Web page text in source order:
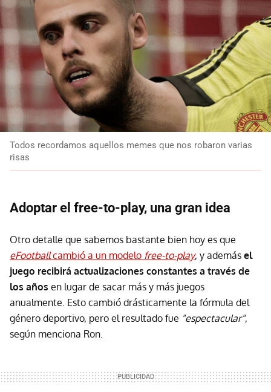
Todos recordamos aquellos memes que nos robaron varias
risas
Adoptar el free-to-play, una gran idea
Otro detalle que sabemos bastante bien hoy es que
eFootballcambió a un modelo free-to-play, y además el
juego recibirá actualizaciones constantes a través de
los años en lugar de sacar más y más juegos
anualmente. Esto cambió drásticamente la fórmula del
género deportivo, pero el resultado fue "espectacular",
según menciona Ron.